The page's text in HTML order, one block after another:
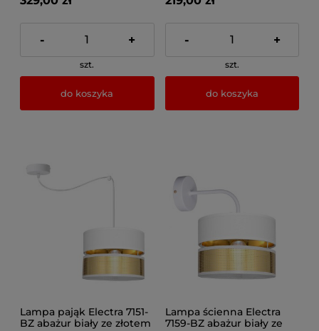
- +
szt.
do koszyka
- +
szt.
do koszyka
Lampa pająk Electra 7151-
BZ abażur biały ze złotem
Lampa ścienna Electra
7159-BZ abażur biały ze